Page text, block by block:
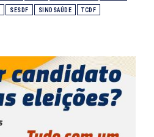
SESDF SINDSAÚDE TCDF